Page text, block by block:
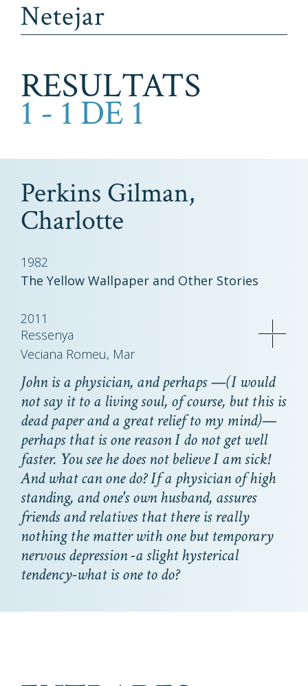
RESULTATS
1 - 1 DE 1
Perkins Gilman,
Charlotte
1982
The Yellow Wallpaper and Other Stories
2011
Ressenya
Veciana Romeu, Mar
John is a physician, and perhaps —(I would
not say it to a living soul, of course, but this is
dead paper and a great relief to my mind)—
perhaps that is one reason I do not get well
faster. You see he does not believe I am sick!
And what can one do? If a physician of high
standing, and one's own husband, assures
friends and relatives that there is really
nothing the matter with one but temporary
nervous depression -a slight hysterical
tendency-what is one to do?